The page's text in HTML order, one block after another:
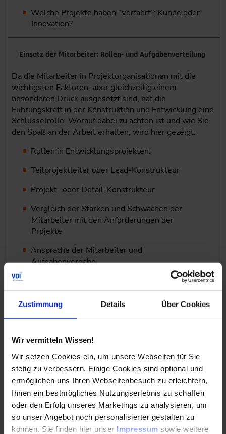
Zustimmung Details Über Cookies
Wir vermitteln Wissen!
Wir setzen Cookies ein, um unsere Webseiten für Sie
stetig zu verbessern. Einige Cookies sind optional und
ermöglichen uns Ihren Webseitenbesuch zu erleichtern,
Ihnen ein bestmögliches Nutzungserlebnis zu schaffen
oder den Erfolg unseres Marketings zu analysieren, um
so unser Angebot noch personalisierter gestalten zu
können. Sie finden hier unser Impressum sowie weitere
Welche Projekte haben “Vorfahrt”: Kunde oder
Innovation?
Einsatz der Mitarbeiter: Rollen- und Aufgabenverteilung
Da die Mitarbeiter in Projektorganisationen mit die
wichtigsten Faktoren, aber gleichzeitig einem
besonderen Druck ausgesetzt sind, hat die
Führungskraft in der Konstruktion und Entwicklung eine
Schlüsselrolle. Worauf dabei zu achten ist und wie Sie
den Spaß an der Arbeit erhalten, wird hier gezeigt.
Rollen in Entwicklungsprojekten:
Teilprojektleiter oder Lead-Konstrukteur
Projekt- oder Detail-Konstrukteur
Vergleich der Stärken und Schwächen der
Mitarbeiter mit den Anforderungen der
Projekte
Ansprache der Mitarbeiter und
Aufgabenvergabe
Erhaltung der Freude an der Arbeit und der
Kreativität bei den Mitarbeitern
Praxisorientierte Planungs-Tool für Konstruktions- und
Planungswerkzeuge sind das Handwerkszeug für alle
Beteiligten.
Sie müssen pragmatisch anwendbar sein und einen
direkten
Nutzen haben. Hier werden zu folgenden
Anwendungsfällen
Planungs-Tools (mit und ohne IT) besprochen: